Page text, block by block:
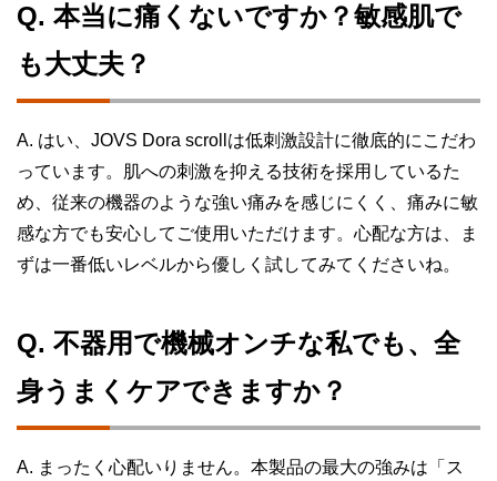
Q. 本当に痛くないですか？敏感肌で
も大丈夫？
A. はい、JOVS Dora scrollは低刺激設計に徹底的にこだわ
っています。肌への刺激を抑える技術を採用しているた
め、従来の機器のような強い痛みを感じにくく、痛みに敏
感な方でも安心してご使用いただけます。心配な方は、ま
ずは一番低いレベルから優しく試してみてくださいね。
Q. 不器用で機械オンチな私でも、全
身うまくケアできますか？
A. まったく心配いりません。本製品の最大の強みは「ス